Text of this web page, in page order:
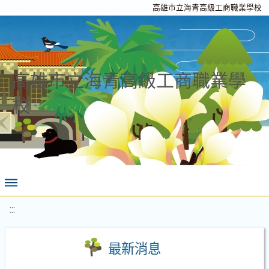
高雄市立海青高級工商職業學校
高雄市立海青高級工商職業學
校
:::
最新消息